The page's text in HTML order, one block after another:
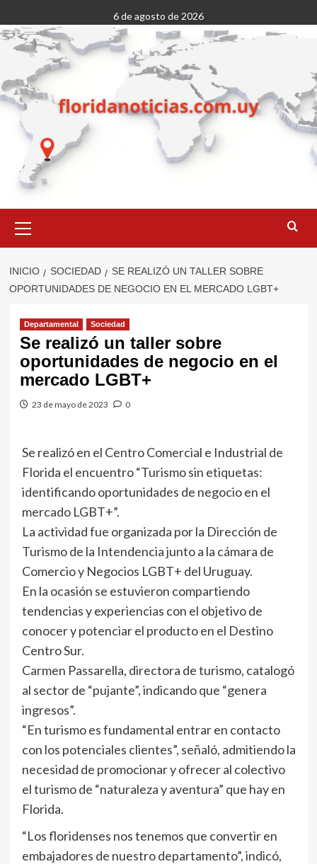
al
contenido
6 de agosto de 2026
primario
INICIO SOCIEDAD
SE REALIZÓ UN TALLER SOBRE
OPORTUNIDADES DE NEGOCIO EN EL MERCADO LGBT+
Departamental Sociedad
Se realizó un taller sobre
oportunidades de negocio en el
mercado LGBT+
23 de mayo de 2023 0
Se realizó en el Centro Comercial e Industrial de
Florida el encuentro “Turismo sin etiquetas:
identificando oportunidades de negocio en el
mercado LGBT+”.
La actividad fue organizada por la Dirección de
Turismo de la Intendencia junto a la cámara de
Comercio y Negocios LGBT+ del Uruguay.
En la ocasión se estuvieron compartiendo
tendencias y experiencias con el objetivo de
conocer y potenciar el producto en el Destino
Centro Sur.
Carmen Passarella, directora de turismo, catalogó
al sector de “pujante”, indicando que “genera
ingresos”.
“En turismo es fundamental entrar en contacto
con los potenciales clientes”, señaló, admitiendo la
necesidad de promocionar y ofrecer al colectivo
el turismo de “naturaleza y aventura” que hay en
Florida.
“Los floridenses nos tenemos que convertir en
embajadores de nuestro departamento”, indicó,